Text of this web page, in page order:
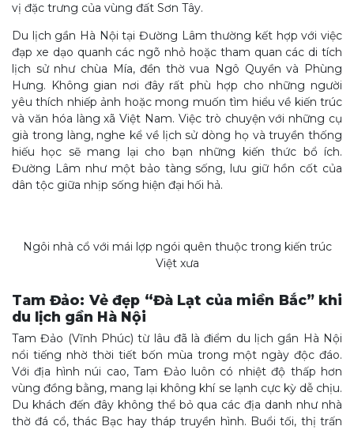
vị đặc trưng của vùng đất Sơn Tây.
Du lịch gần Hà Nội tại Đường Lâm thường kết hợp với việc
đạp xe dạo quanh các ngõ nhỏ hoặc tham quan các di tích
lịch sử như chùa Mía, đền thờ vua Ngô Quyền và Phùng
Hưng. Không gian nơi đây rất phù hợp cho những người
yêu thích nhiếp ảnh hoặc mong muốn tìm hiểu về kiến trúc
và văn hóa làng xã Việt Nam. Việc trò chuyện với những cụ
già trong làng, nghe kể về lịch sử dòng họ và truyền thống
hiếu học sẽ mang lại cho bạn những kiến thức bổ ích.
Đường Lâm như một bảo tàng sống, lưu giữ hồn cốt của
dân tộc giữa nhịp sống hiện đại hối hả.
Ngôi nhà cổ với mái lợp ngói quên thuộc trong kiến trúc
Việt xưa
Tam Đảo: Vẻ đẹp “Đà Lạt của miền Bắc” khi
du lịch gần Hà Nội
Tam Đảo (Vĩnh Phúc) từ lâu đã là điểm du lịch gần Hà Nội
nổi tiếng nhờ thời tiết bốn mùa trong một ngày độc đáo.
Với địa hình núi cao, Tam Đảo luôn có nhiệt độ thấp hơn
vùng đồng bằng, mang lại không khí se lạnh cực kỳ dễ chịu.
Du khách đến đây không thể bỏ qua các địa danh như nhà
thờ đá cổ, thác Bạc hay tháp truyền hình. Buổi tối, thị trấn